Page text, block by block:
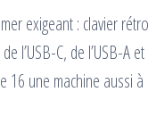
exigeant : clavier
l’USB-C, de l’USB-
une machine aussi